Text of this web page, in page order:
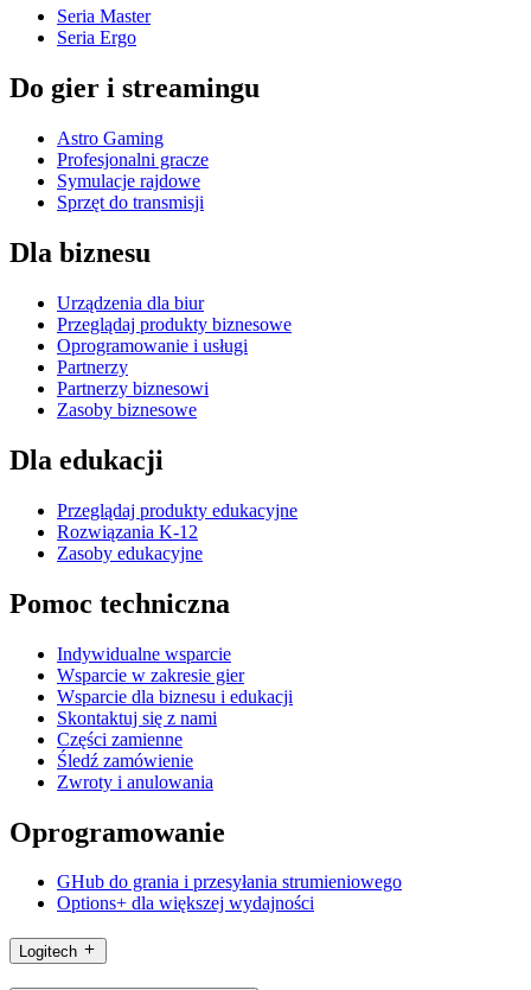
Seria Master
Seria Ergo
Do gier i streamingu
Astro Gaming
Profesjonalni gracze
Symulacje rajdowe
Sprzęt do transmisji
Dla biznesu
Urządzenia dla biur
Przeglądaj produkty biznesowe
Oprogramowanie i usługi
Partnerzy
Partnerzy biznesowi
Zasoby biznesowe
Dla edukacji
Przeglądaj produkty edukacyjne
Rozwiązania K-12
Zasoby edukacyjne
Pomoc techniczna
Indywidualne wsparcie
Wsparcie w zakresie gier
Wsparcie dla biznesu i edukacji
Skontaktuj się z nami
Części zamienne
Śledź zamówienie
Zwroty i anulowania
Oprogramowanie
GHub do grania i przesyłania strumieniowego
Options+ dla większej wydajności
Logitech